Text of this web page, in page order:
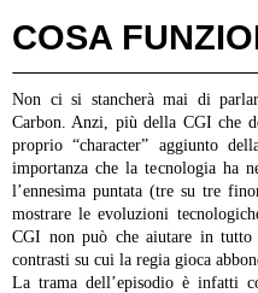
COSA
Non ci si stancherà mai di
Carbon. Anzi, più della CGI che
proprio “character” aggiunto
importanza che la tecnologia ha
l’ennesima puntata (tre su tre
mostrare le evoluzioni
CGI non può che aiutare in
contrasti su cui la regia gioca
La trama dell’episodio è infatti